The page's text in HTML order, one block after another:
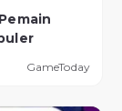
GameToday